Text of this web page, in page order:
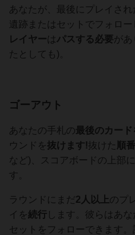
あなたが、最後にプレイされ
遺跡またはセットでフォロー
レイヤーは パスする必要が
たとしても)。
ゴーアウト
あなたの手札の 最後のカー
ウンドを抜けます!抜けた 順番
など)、スコアボードの上部
す。
ラウンドにまだ2人以上のプ
イを続行 します。彼らはあ
セットをフォローできます